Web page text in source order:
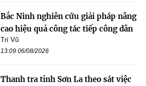
Bắc Ninh nghiên cứu giải pháp nâng
cao hiệu quả công tác tiếp công dân
Trí Vũ
13:09 06/08/2026
Thanh tra tỉnh Sơn La theo sát việc